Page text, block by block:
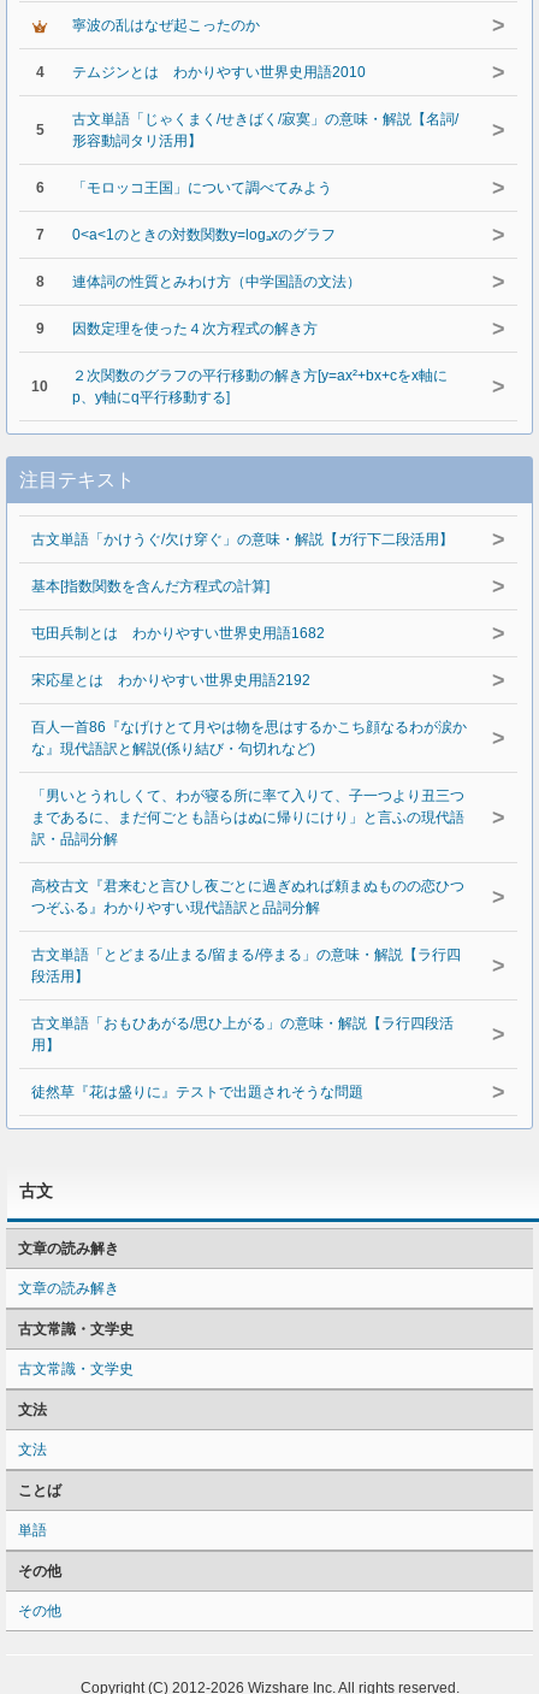
寧波の乱はなぜ起こったのか >
4 テムジンとは わかりやすい世界史用語2010 >
5
古文単語「じゃくまく/せきばく/寂寞」の意味・解説【名詞/
形容動詞タリ活用】
>
6 「モロッコ王国」について調べてみよう >
7 0<a<1のときの対数関数y=logₐxのグラフ >
8 連体詞の性質とみわけ方（中学国語の文法） >
9 因数定理を使った４次方程式の解き方 >
10
２次関数のグラフの平行移動の解き方[y=ax²+bx+cをx軸に
p、y軸にq平行移動する]
>
注目テキスト
古文単語「かけうぐ/欠け穿ぐ」の意味・解説【ガ行下二段活用】 >
基本[指数関数を含んだ方程式の計算] >
屯田兵制とは わかりやすい世界史用語1682 >
宋応星とは わかりやすい世界史用語2192 >
百人一首86『なげけとて月やは物を思はするかこち顔なるわが涙か
な』現代語訳と解説(係り結び・句切れなど)
>
「男いとうれしくて、わが寝る所に率て入りて、子一つより丑三つ
まであるに、まだ何ごとも語らはぬに帰りにけり」と言ふの現代語
訳・品詞分解
>
高校古文『君来むと言ひし夜ごとに過ぎぬれば頼まぬものの恋ひつ
つぞふる』わかりやすい現代語訳と品詞分解
>
古文単語「とどまる/止まる/留まる/停まる」の意味・解説【ラ行四
段活用】
>
古文単語「おもひあがる/思ひ上がる」の意味・解説【ラ行四段活
用】
>
徒然草『花は盛りに』テストで出題されそうな問題 >
古文
文章の読み解き
文章の読み解き
古文常識・文学史
古文常識・文学史
文法
文法
ことば
単語
その他
その他
Copyright (C) 2012-2026 Wizshare Inc. All rights reserved.